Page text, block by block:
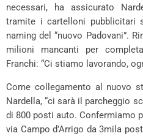
necessari, ha assicurato
tramite i cartelloni pubblicitari
naming del “nuovo Padovani”.
milioni mancanti per
Franchi: “Ci stiamo lavorando,
Come collegamento al nuovo
Nardella, “ci sarà il parcheggio
di 800 posti auto. Confermiamo
via Campo d’Arrigo da 3mila